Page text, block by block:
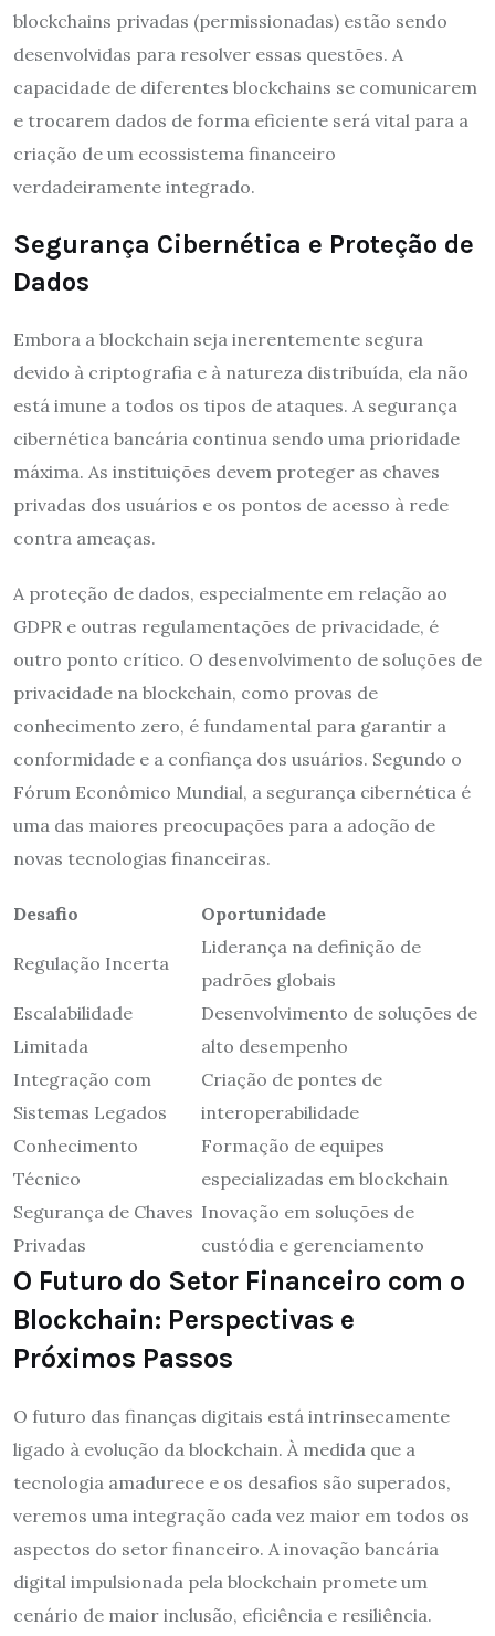
blockchains privadas (permissionadas) estão sendo
desenvolvidas para resolver essas questões. A
capacidade de diferentes blockchains se comunicarem
e trocarem dados de forma eficiente será vital para a
criação de um ecossistema financeiro
verdadeiramente integrado.
Segurança Cibernética e Proteção de
Dados
Embora a blockchain seja inerentemente segura
devido à criptografia e à natureza distribuída, ela não
está imune a todos os tipos de ataques. A segurança
cibernética bancária continua sendo uma prioridade
máxima. As instituições devem proteger as chaves
privadas dos usuários e os pontos de acesso à rede
contra ameaças.
A proteção de dados, especialmente em relação ao
GDPR e outras regulamentações de privacidade, é
outro ponto crítico. O desenvolvimento de soluções de
privacidade na blockchain, como provas de
conhecimento zero, é fundamental para garantir a
conformidade e a confiança dos usuários. Segundo o
Fórum Econômico Mundial, a segurança cibernética é
uma das maiores preocupações para a adoção de
novas tecnologias financeiras.
Desafio Oportunidade
Regulação Incerta
Liderança na definição de
padrões globais
Escalabilidade
Limitada
Desenvolvimento de soluções de
alto desempenho
Integração com
Sistemas Legados
Criação de pontes de
interoperabilidade
Conhecimento
Técnico
Formação de equipes
especializadas em blockchain
Segurança de Chaves
Privadas
Inovação em soluções de
custódia e gerenciamento
O Futuro do Setor Financeiro com o
Blockchain: Perspectivas e
Próximos Passos
O futuro das finanças digitais está intrinsecamente
ligado à evolução da blockchain. À medida que a
tecnologia amadurece e os desafios são superados,
veremos uma integração cada vez maior em todos os
aspectos do setor financeiro. A inovação bancária
digital impulsionada pela blockchain promete um
cenário de maior inclusão, eficiência e resiliência.